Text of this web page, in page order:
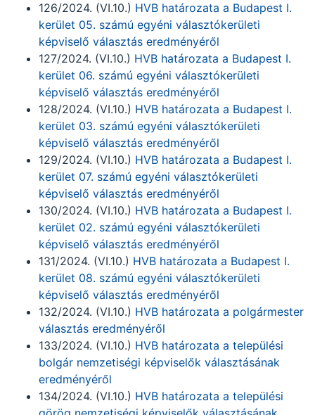
126/2024. (VI.10.) HVB határozata a Budapest I.
kerület 05. számú egyéni választókerületi
képviselő választás eredményéről
127/2024. (VI.10.) HVB határozata a Budapest I.
kerület 06. számú egyéni választókerületi
képviselő választás eredményéről
128/2024. (VI.10.) HVB határozata a Budapest I.
kerület 03. számú egyéni választókerületi
képviselő választás eredményéről
129/2024. (VI.10.) HVB határozata a Budapest I.
kerület 07. számú egyéni választókerületi
képviselő választás eredményéről
130/2024. (VI.10.) HVB határozata a Budapest I.
kerület 02. számú egyéni választókerületi
képviselő választás eredményéről
131/2024. (VI.10.) HVB határozata a Budapest I.
kerület 08. számú egyéni választókerületi
képviselő választás eredményéről
132/2024. (VI.10.) HVB határozata a polgármester
választás eredményéről
133/2024. (VI.10.) HVB határozata a települési
bolgár nemzetiségi képviselők választásának
eredményéről
134/2024. (VI.10.) HVB határozata a települési